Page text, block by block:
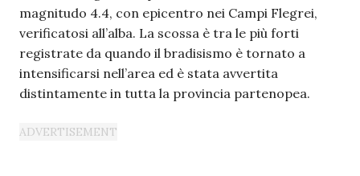
magnitudo 4.4, con epicentro nei Campi Flegrei,
verificatosi all’alba. La scossa è tra le più forti
registrate da quando il bradisismo è tornato a
intensificarsi nell’area ed è stata avvertita
distintamente in tutta la provincia partenopea.